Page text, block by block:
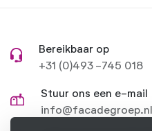
Bereikbaar op
+31 (0)493 -745 018
Stuur ons een e-mail
info@facadegroep.nl